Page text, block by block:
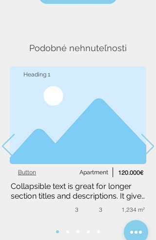
Podobné nehnuteľnosti
Heading 1
Apartment
Button 120.000€
Collapsible text is great for longer
section titles and descriptions. It gives
people access to all the info they
need, while keeping your layout
clean. Link your text to anything, or
set your text box to expand on click.
3 3 1,234 m²